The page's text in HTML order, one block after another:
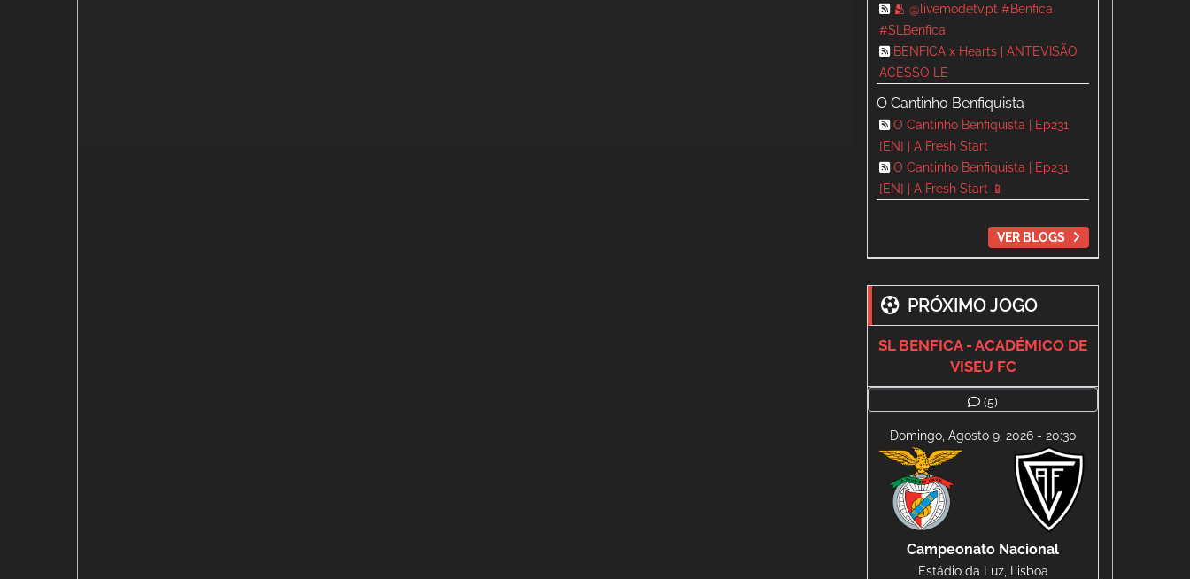
🫂 @livemodetv.pt #Benfica
#SLBenfica
BENFICA x Hearts | ANTEVISÃO
ACESSO LE
O Cantinho Benfiquista
O Cantinho Benfiquista | Ep231
[EN] | A Fresh Start
O Cantinho Benfiquista | Ep231
[EN] | A Fresh Start 📱
VER BLOGS
PRÓXIMO JOGO
SL BENFICA - ACADÉMICO DE
VISEU FC
(5)
Domingo, Agosto 9, 2026 - 20:30
Campeonato Nacional
Estádio da Luz, Lisboa